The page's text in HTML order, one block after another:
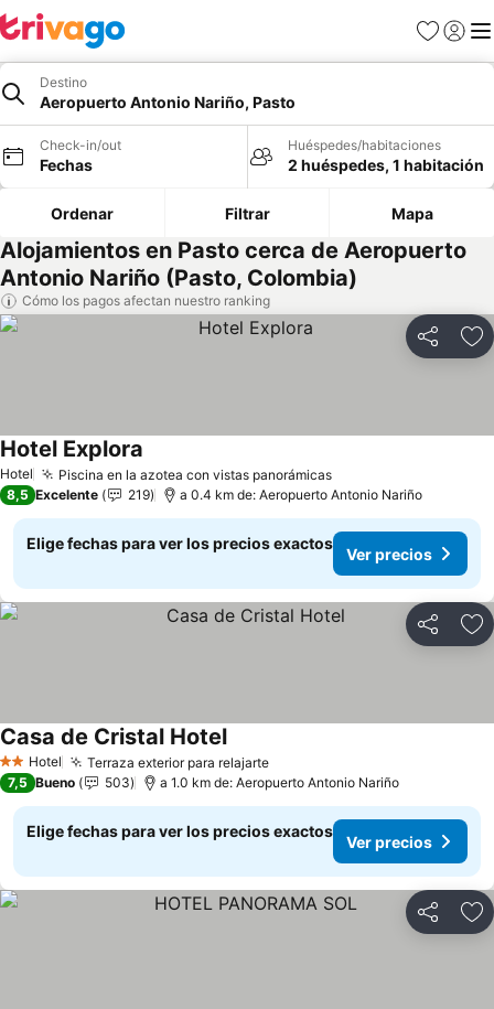
Favoritos
Iniciar
Destino
Aeropuerto Antonio Nariño, Pasto
Check-in/out
Fechas
Huéspedes/habitaciones
2 huéspedes, 1 habitación
Ordenar Filtrar Mapa
Alojamientos en Pasto cerca de Aeropuerto
Antonio Nariño (Pasto, Colombia)
Cómo los pagos afectan nuestro ranking
Compartir
Hotel Piscina en la azotea con vistas panorámicasVer precios
Hotel Explora
8,5 Excelente 219 a 0.4 km de: Aeropuerto Antonio Nariño
Elige fechas para ver los precios exactos
Ver precios
Compartir
2 Estrellas
Hotel Terraza exterior para relajarteVer precios
Casa de Cristal HotelVer precios
7,5 Bueno 503 a 1.0 km de: Aeropuerto Antonio Nariño
Elige fechas para ver los precios exactos
Ver precios
Compartir